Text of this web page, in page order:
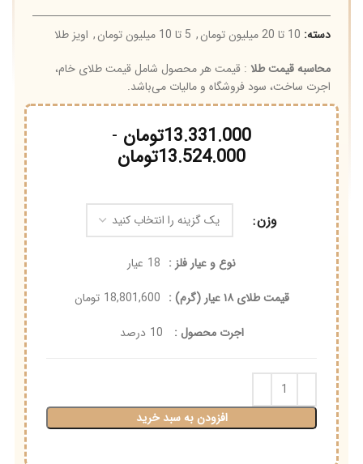
دسته: 10 تا 20 میلیون تومان , 5 تا 10 میلیون تومان , اویز طلا
محاسبه قیمت طلا : قیمت هر محصول شامل قیمت طلای خام،
اجرت ساخت، سود فروشگاه و مالیات می‌باشد.
13.331.000تومان -
13.524.000تومان
وزن
نوع و عیار فلز : 18 عیار
قیمت طلای ۱۸ عیار (گرم) :
18,801,600 تومان
اجرت محصول :
10 درصد
افزودن به سبد خرید